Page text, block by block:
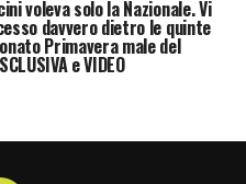
TOP NEWS
voleva solo la Nazionale. Vi
davvero dietro le quinte
Primavera male del
e VIDEO